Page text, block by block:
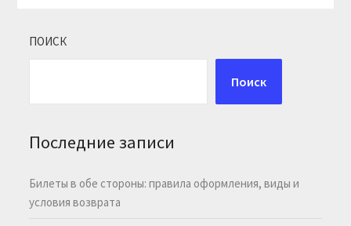
ПОИСК
Поиск
Последние записи
Билеты в обе стороны: правила оформления, виды и
условия возврата